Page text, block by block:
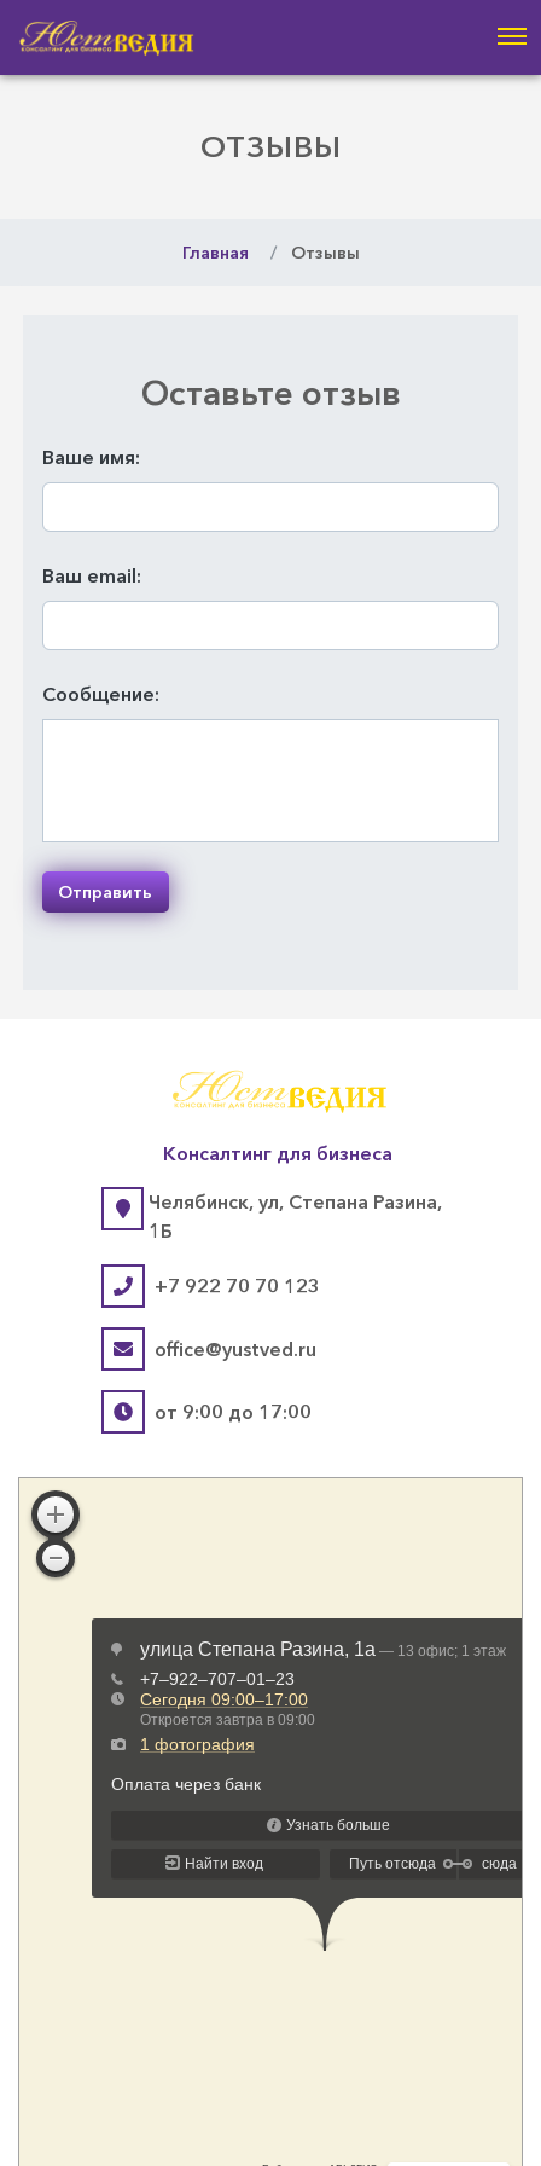
ОТЗЫВЫ
Главная Отзывы
Оставьте отзыв
Ваше имя:
Ваш email:
Сообщение:
Отправить
Консалтинг для бизнеса
Челябинск, ул, Степана Разина,
1Б
+7 922 70 70 123
office@yustved.ru
от 9:00 до 17:00